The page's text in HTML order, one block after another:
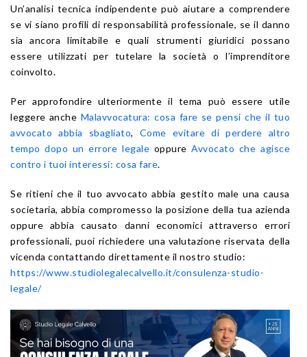
Un’analisi tecnica indipendente può aiutare a comprendere
se vi siano profili di responsabilità professionale, se il danno
sia ancora limitabile e quali strumenti giuridici possano
essere utilizzati per tutelare la società o l’imprenditore
coinvolto.
Per approfondire ulteriormente il tema può essere utile
leggere anche Malavvocatura: cosa fare se pensi che il tuo
avvocato abbia sbagliato, Come evitare di perdere altro
tempo dopo un errore legale oppureAvvocato che agisce
contro i tuoi interessi: cosa fare.
Se ritieni che il tuo avvocato abbia gestito male una causa
societaria, abbia compromesso la posizione della tua azienda
oppure abbia causato danni economici attraverso errori
professionali, puoi richiedere una valutazione riservata della
vicenda contattando direttamente il nostro studio:
https://www.studiolegalecalvello.it/consulenza-studio-
legale/